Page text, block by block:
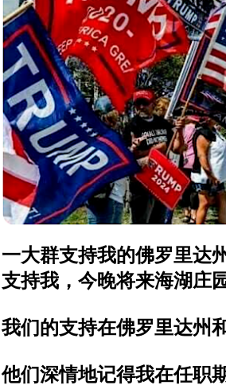
一大群支持我的佛罗里达
支持我，今晚将来海湖庄园
我们的支持在佛罗里达州
他们深情地记得我在任职